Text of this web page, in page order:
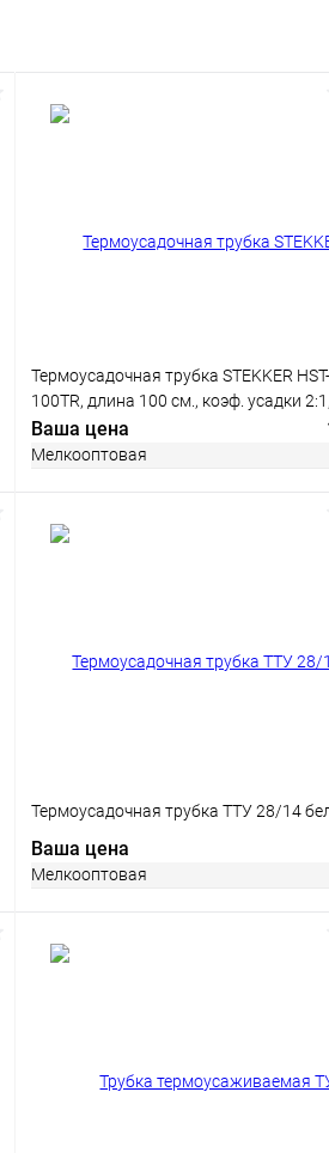
В избранное
Термоусадочная трубка STEKKER
100TR, длина 100 см., коэф. усадки 2:1,
прозрачный
Ваша цена
Мелкооптовая
Термоусадочная трубка ТТУ 28/14
Ваша цена
Мелкооптовая